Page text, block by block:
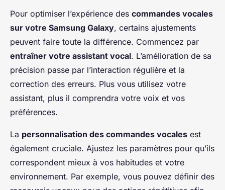
Pour optimiser l’expérience des commandes vocales
sur votre Samsung Galaxy, certains ajustements
peuvent faire toute la différence. Commencez par
entraîner votre assistant vocal. L’amélioration de sa
précision passe par l’interaction régulière et la
correction des erreurs. Plus vous utilisez votre
assistant, plus il comprendra votre voix et vos
préférences.
La personnalisation des commandes vocales est
également cruciale. Ajustez les paramètres pour qu’ils
correspondent mieux à vos habitudes et votre
environnement. Par exemple, vous pouvez définir des